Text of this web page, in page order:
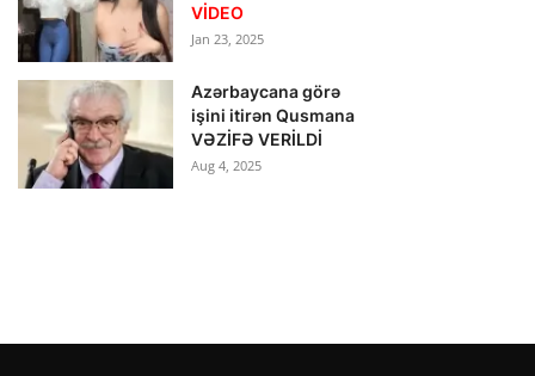
VİDEO
Jan 23, 2025
Azərbaycana görə
işini itirən Qusmana
VƏZİFƏ VERİLDİ
Aug 4, 2025